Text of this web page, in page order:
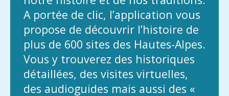
A portée de clic, l’application vous
propose de découvrir l’histoire de
plus de 600 sites des Hautes-Alpes.
Vous y trouverez des historiques
détaillées, des visites virtuelles,
des audioguides mais aussi des «